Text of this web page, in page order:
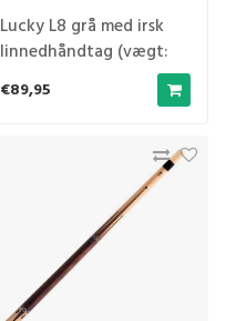
Lucky L8 grå med irsk
linnedhåndtag (vægt:
573 ml)
€89,95